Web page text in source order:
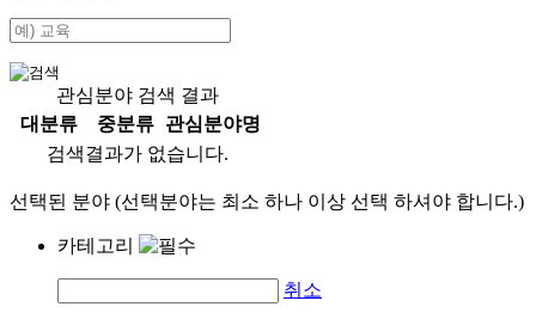
관심분야 검색 결과
대분류
중분류
관심분야명
검색결과가 없습니다.
선택된 분야 (선택분야는 최소 하나 이상 선택 하셔야 합니다.)
카테고리
취소